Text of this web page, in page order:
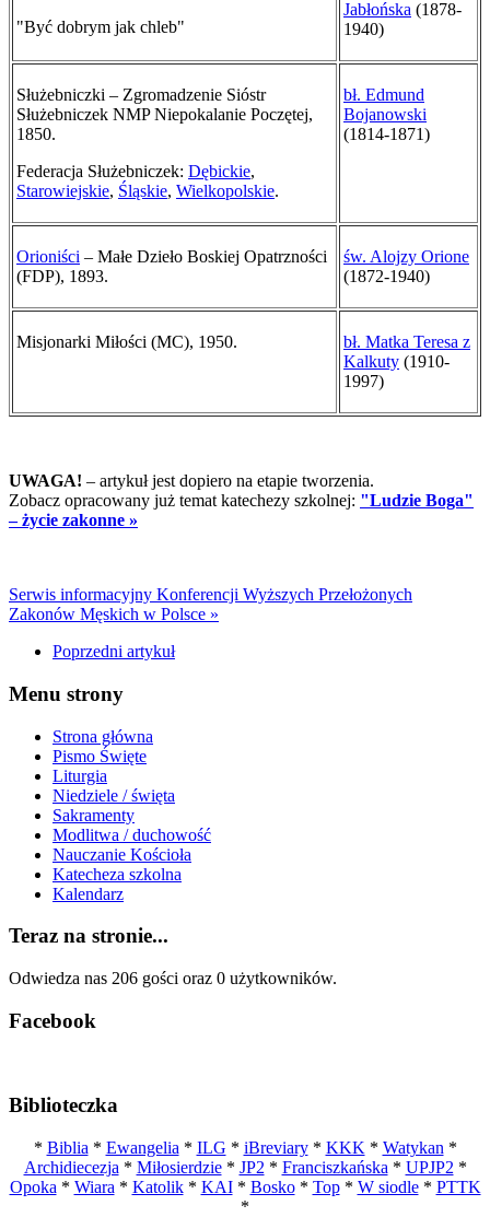
"Być dobrym jak chleb"
Jabłońska (1878-
1940)
Służebniczki – Zgromadzenie Sióstr
Służebniczek NMP Niepokalanie Poczętej,
1850.
Federacja Służebniczek: Dębickie,
Starowiejskie, Śląskie, Wielkopolskie.
bł. Edmund
Bojanowski
(1814-1871)
Orioniści – Małe Dzieło Boskiej Opatrzności
(FDP), 1893.
św. Alojzy Orione
(1872-1940)
Misjonarki Miłości (MC), 1950.
bł. Matka Teresa z
Kalkuty (1910-
1997)
UWAGA! – artykuł jest dopiero na etapie tworzenia.
Zobacz opracowany już temat katechezy szkolnej: "Ludzie Boga"
– życie zakonne »
Serwis informacyjny Konferencji Wyższych Przełożonych
Zakonów Męskich w Polsce »
Poprzedni artykuł
Menu strony
Strona główna
Pismo Święte
Liturgia
Niedziele / święta
Sakramenty
Modlitwa / duchowość
Nauczanie Kościoła
Katecheza szkolna
Kalendarz
Teraz na stronie...
Odwiedza nas 206 gości oraz 0 użytkowników.
Facebook
Biblioteczka
* Biblia * Ewangelia * ILG * iBreviary* KKK * Watykan *
Archidiecezja * Miłosierdzie* JP2 * Franciszkańska * UPJP2 *
Opoka * Wiara * Katolik* KAI* Bosko* Top* W siodle* PTTK
*